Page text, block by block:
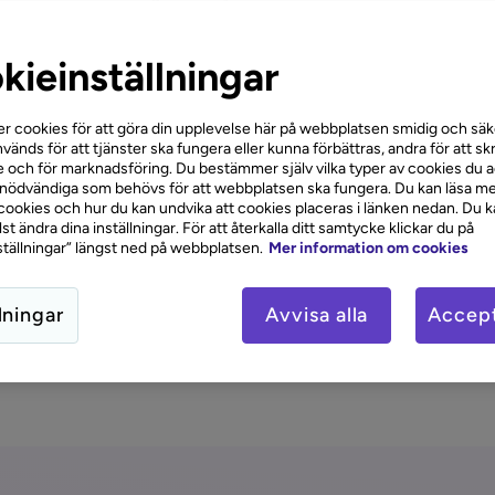
vara medveten om denna kostnad när du ansöker om
, eftersom den påverkar den totala kostnaden för
man undvika aviavgift?
undvika aviavgift är att välja att ta emot fakturor eller
viae-fakturaellerautogiro . Mångalångivareoch
långivare vad som gäller för att minska onödiga
cookies för att göra din upplevelse här på webbplatsen smidig och
för att tjänster ska fungera eller kunna förbättras, andra för att
och för marknadsföring. Du bestämmer själv vilka typer av cookies du
som behövs för att webbplatsen ska fungera. Du kan läsa
och hur du kan undvika att cookies placeras i länken nedan. Du
ändra dina inställningar. För att återkalla ditt samtycke klickar du på
längst ned på webbplatsen. Mer information om cookies
Avvisa alla